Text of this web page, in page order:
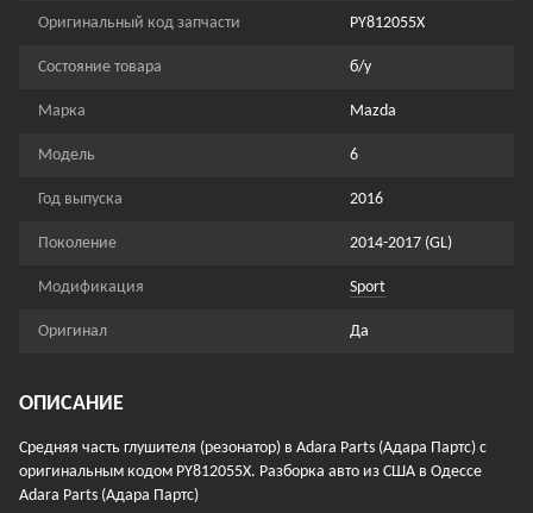
Оригинальный код запчасти PY812055X
Состояние товара б/у
Марка Mazda
Модель 6
Год выпуска 2016
Поколение 2014-2017 (GL)
Модификация Sport
Оригинал Да
ОПИСАНИЕ
Средняя часть глушителя (резонатор) в Adara Parts (Адара Партс) с
оригинальным кодом PY812055X. Разборка авто из США в Одессе
Adara Parts (Адара Партс)